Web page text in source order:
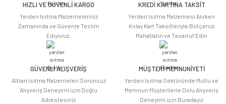
Ürün açıklamasında eksik bilgiler bulunuyor.
Ürün bilgilerinde hatalar bulunuyor.
Ürün fiyatı diğer sitelerden daha pahalı.
Bu ürüne benzer farklı alternatifler olmalı.
HIZLI VE GÜVENLİ KARGO
Yerden Isıtma Malzemeleriniz
Zamanında ve Güvenle Teslim
Ediyoruz.
KREDİ KARTINA TAKSİT
Yerden Isıtma Malzemesi Alırken
Kolay Kart Taksitleriyle Bütçenizi
Rahatlatın ve Tasarruf Edin
GÜVENLİ ALIŞVERİŞ
Alttan Isıtma Malzemeleri Sorunsuz
Alışveriş Deneyimi için Doğru
Adrestesiniz
MÜŞTERİ MEMNUNİYETİ
Yerden Isıtma Sektöründe Mutlu ve
Memnun Müşterilerle Dolu Alışveriş
Deneyimi için Buradayız